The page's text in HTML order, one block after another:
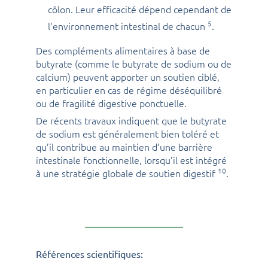
côlon. Leur efficacité dépend cependant de
l’environnement intestinal de chacun 5.
Des compléments alimentaires à base de
butyrate (comme le butyrate de sodium ou de
calcium) peuvent apporter un soutien ciblé,
en particulier en cas de régime déséquilibré
ou de fragilité digestive ponctuelle.
De récents travaux indiquent que le butyrate
de sodium est généralement bien toléré et
qu’il contribue au maintien d’une barrière
intestinale fonctionnelle, lorsqu’il est intégré
à une stratégie globale de soutien digestif 10.
Références scientifiques: